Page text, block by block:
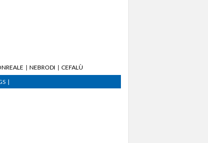
NEBRODI
CEFALÙ